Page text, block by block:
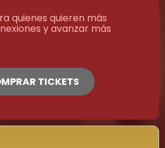
quienes quieren más
y avanzar más
TICKETS